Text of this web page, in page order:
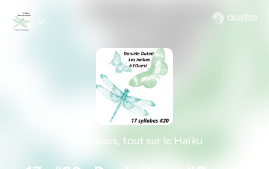
17 syllabes, tout sur le Haïku